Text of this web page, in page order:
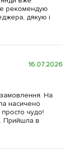
рекомендую
дякую і
16.07.2026
На
насичено
чудо!
Прийшла в